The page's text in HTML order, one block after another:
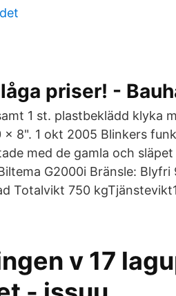
priser! -
1 st. plastbeklädd klyka
8". 1 okt 2005 Blinkers
med de gamla och
G2000i Bränsle:
Totalvikt 750
v 17